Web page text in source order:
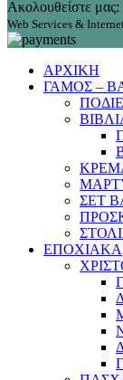
Ακολουθείστε μας:
Web Services &
ΑΡΧΙΚΗ
ΓΑΜΟΣ –
ΣΕΤ
ΕΠΟΧΙΑΚΑ